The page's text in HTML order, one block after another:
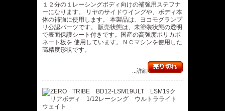
１２分の１レーシングボディ向けの補強用ステフナ
ーになります。 リヤのサイドウイングや、ボディ本
体の補強に使用します。 本製品は、ヨコモグランプ
リ公認パーツです。 販売状態は、未塗装状態の透明
で表面保護シート付きです。国産の高強度ポリカボ
ネート板を 使用しています。ＮＣマシンを使用した
高精度形状です。
...詳細